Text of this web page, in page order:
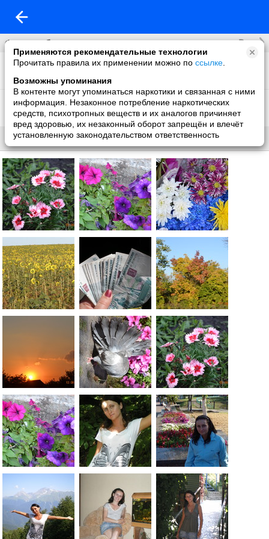
Применяются рекомендательные технологии
Прочитать правила их применении можно по ссылке
Возможны упоминания
В контенте могут упоминаться наркотики и связанная с ними
информация. Незаконное потребление наркотических
средств, психотропных веществ и их аналогов причиняет
вред здоровью, их незаконный оборот запрещён и влечёт
установленную законодательством ответственность
Фотоальбомы Все
Фото со мной
Фон на обложку
10 фото
Без названия